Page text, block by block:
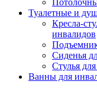
Туалетные и
Кресла-
инвалидов
Сиденья
Стулья
Ванны для